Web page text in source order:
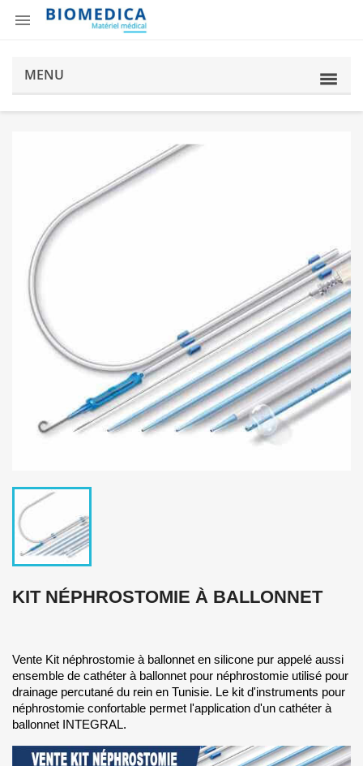

MENU
KIT NÉPHROSTOMIE À BALLONNET
Vente Kit néphrostomie à ballonnet en silicone pur appelé aussi
ensemble de cathéter à ballonnet pour néphrostomie utilisé pour
drainage percutané du rein en Tunisie. Le kit d'instruments pour
néphrostomie confortable permet l'application d'un cathéter à
ballonnet INTEGRAL.